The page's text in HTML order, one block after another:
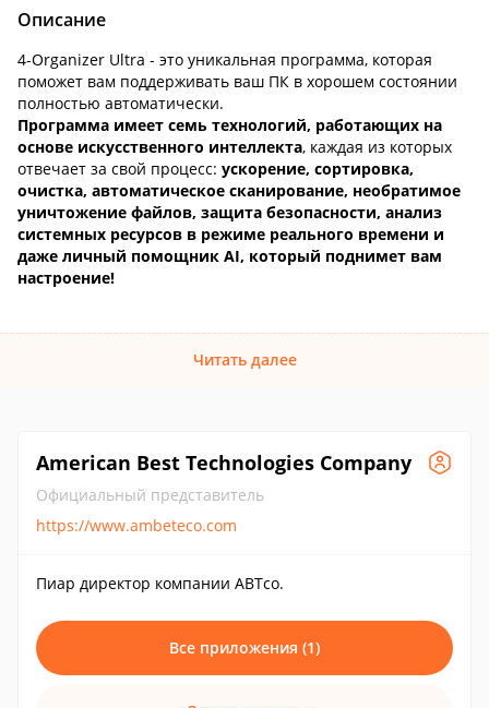
Описание
4-Organizer Ultra - это уникальная программа, которая
поможет вам поддерживать ваш ПК в хорошем состоянии
полностью автоматически.
Программа имеет семь технологий, работающих на
основе искусственного интеллекта, каждая из которых
отвечает за свой процесс: ускорение, сортировка,
очистка, автоматическое сканирование, необратимое
уничтожение файлов, защита безопасности, анализ
системных ресурсов в режиме реального времени и
даже личный помощник AI, который поднимет вам
настроение!
Читать далее
American Best Technologies Company
Официальный представитель
https://www.ambeteco.com
Пиар директор компании ABTco.
Все приложения (1)